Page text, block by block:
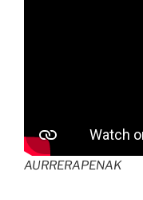
AURRERAPENAK